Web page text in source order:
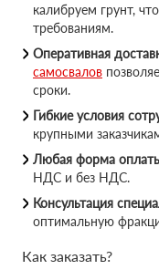
калибруем грунт,
требованиям.
Оперативная
самосвалов
сроки.
Гибкие условия
крупными
Любая форма
НДС и без НДС.
Консультация
оптимальную
Как заказать?